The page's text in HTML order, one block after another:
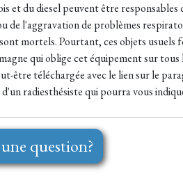
et du diesel peuvent être
de l'aggravation de problèmes
mortels. Pourtant, ces objets
qui oblige cet équipement sur
être téléchargée avec le lien sur le
radiesthésiste qui pourra vous
question?